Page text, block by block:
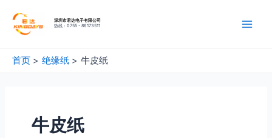
深圳市君达电子有限公司
热线：0755 - 86173511
首页 绝缘纸 牛皮纸
牛皮纸